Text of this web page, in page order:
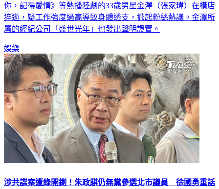
你，記得愛情》等熱播陸劇的33歲男星金澤（張家瑋）在橫店
猝逝，疑工作強度過高導致身體透支，掀起粉絲熱議。金澤所
屬的經紀公司「盛世光年」也發出聲明證實。
娛樂
涉共諜案遭綠開鍘！朱政騏仍無黨參選北市議員 徐國勇重話